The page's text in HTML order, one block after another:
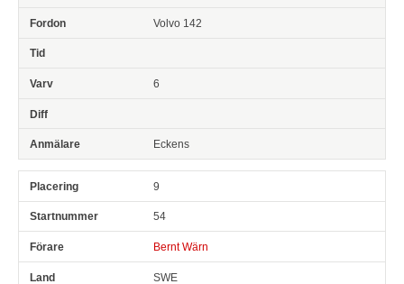
Volvo 142
6
Eckens
9
54
Bernt Wärn
SWE